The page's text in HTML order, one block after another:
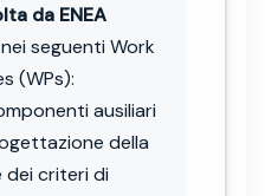
da ENEA
seguenti Work
(WPs):
ausiliari
della
dei criteri di